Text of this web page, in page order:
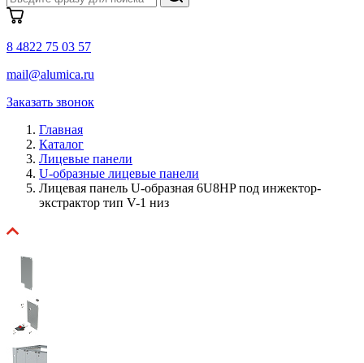
8 4822 75 03 57
mail@alumica.ru
Заказать звонок
Главная
Каталог
Лицевые панели
U-образные лицевые панели
Лицевая панель U-образная 6U8HP под инжектор-
экстрактор тип V-1 низ